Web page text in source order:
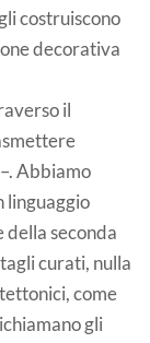
costruiscono
decorativa
il
Abbiamo
linguaggio
della seconda
curati, nulla
come
gli